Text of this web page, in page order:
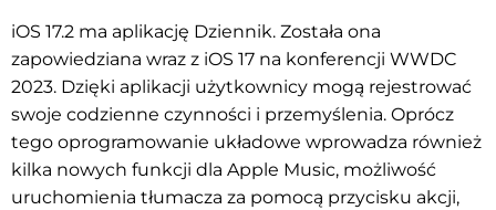
iOS 17.2 ma aplikację Dziennik. Została ona
zapowiedziana wraz z iOS 17 na konferencji WWDC
2023. Dzięki aplikacji użytkownicy mogą rejestrować
swoje codzienne czynności i przemyślenia. Oprócz
tego oprogramowanie układowe wprowadza również
kilka nowych funkcji dla Apple Music, możliwość
uruchomienia tłumacza za pomocą przycisku akcji,